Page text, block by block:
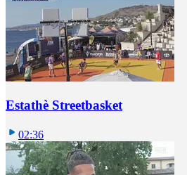
Estathè Streetbasket
02:36